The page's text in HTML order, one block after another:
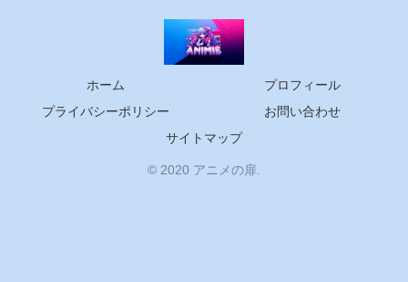
ホーム
プロフィール
プライバシーポリシー
お問い合わせ
サイトマップ
© 2020 アニメの扉.